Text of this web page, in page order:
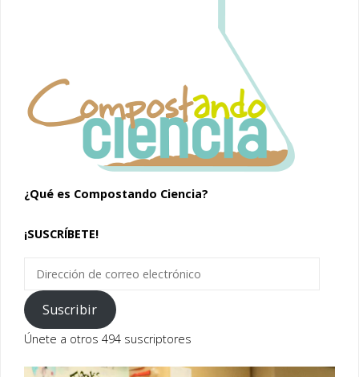
¿Qué es Compostando Ciencia?
¡SUSCRÍBETE!
Dirección
correo
electrónico
Suscribir
Únete a otros 494 suscriptores